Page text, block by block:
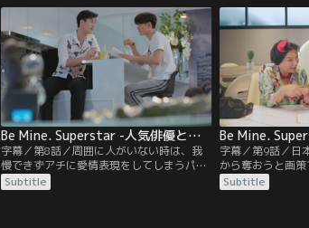
様子が気になる。1人でいるパンに声をか
けるが…。そのミンムアンは、一夜の相手
が忘れられず、夜な夜なパブに出入りして
いた。
な言葉が。その
電話がかかって
パンの祖母は、
ける。
Be Mine. Superstar -人気俳優と犬系スタッフ君- 第08話／字幕
字幕／第8話／周囲に人がいない時は、我
慢できずアチに愛情表現をしてしまうパ
ン。アチはたしなめるが、その様子を偶然
のぞき見ていた人がいて…。アチと公園を
Subtitle
字幕／第9話／日
から奪おうと画
優のケビンとア
写真に収め、
Subtitle